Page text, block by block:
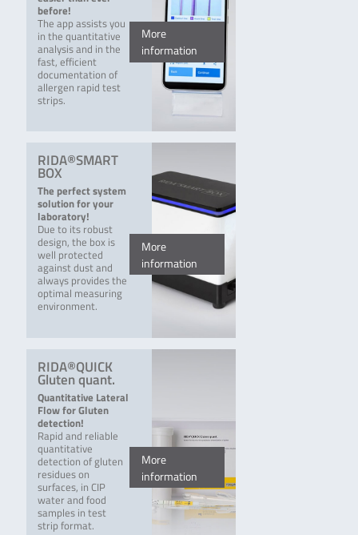
before!
The app assists you
in the quantitative
analysis and in the
fast, efficient
documentation of
allergen rapid test
strips.
More
information
RIDA®SMART
BOX
The perfect system
solution for your
laboratory!
Due to its robust
design, the box is
well protected
against dust and
always provides the
optimal measuring
environment.
More
information
RIDA®QUICK
Gluten quant.
Quantitative Lateral
Flow for Gluten
detection!
Rapid and reliable
quantitative
detection of gluten
residues on
surfaces, in CIP
water and food
samples in test
strip format.
More
information